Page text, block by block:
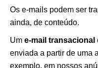
Os e-mails podem ser
ainda, de conteúdo.
Um e-mail transacional
enviada a partir de uma
exemplo, em nossos